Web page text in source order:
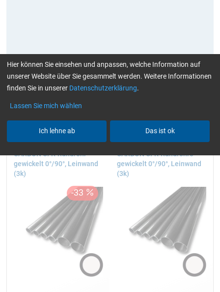
aktuelle Filter: hochglänzend 3k
bis 1 m
Alle Filter zurücksetzen
CARBON CFK-Rundrohr
gewickelt 0°/90°, Leinwand
(3k)
CARBON CFK-Rundrohre
gewickelt 0°/90°, Leinwand
(3k)
Hier können Sie einsehen und anpassen, welche Information auf
unserer Website über Sie gesammelt werden. Weitere Informationen
finden Sie in unserer Datenschutzerklärung.
Lassen Sie mich wählen
Ich lehne ab Das ist ok